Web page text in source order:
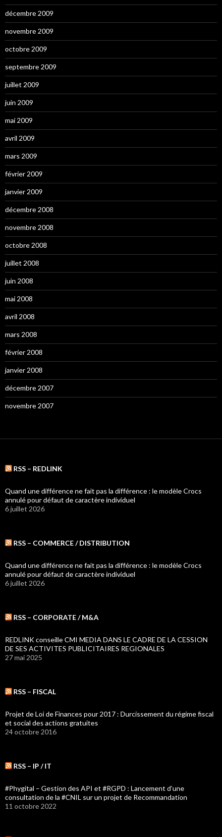
décembre 2009
novembre 2009
octobre 2009
septembre 2009
juillet 2009
juin 2009
mai 2009
avril 2009
mars 2009
février 2009
janvier 2009
décembre 2008
novembre 2008
octobre 2008
juillet 2008
juin 2008
mai 2008
avril 2008
mars 2008
février 2008
janvier 2008
décembre 2007
novembre 2007
RSS – REDLINK
Quand une différence ne fait pas la différence : le modèle Crocs
annulé pour défaut de caractère individuel
6 juillet 2026
RSS – COMMERCE / DISTRIBUTION
Quand une différence ne fait pas la différence : le modèle Crocs
annulé pour défaut de caractère individuel
6 juillet 2026
RSS – CORPORATE / M&A
REDLINK conseille CMI MEDIA DANS LE CADRE DE LA CESSION
DE SES ACTIVITES PUBLICITAIRES REGIONALES
27 mai 2025
RSS – FISCAL
Projet de Loi de Finances pour 2017 : Durcissement du régime fiscal
et social des actions gratuites
24 octobre 2016
RSS – IP / IT
#Phygital – Gestion des API et #RGPD : Lancement d’une
consultation de la #CNIL sur un projet de Recommandation
11 octobre 2022